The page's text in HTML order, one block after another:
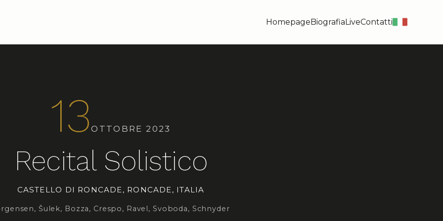
HomepageBiografiaLiveContatti
13OTTOBRE 2023
Recital Solistico
CASTELLO DI RONCADE, RONCADE, ITALIA
Šulek, Bozza, Crespo, Ravel, Svoboda, Schnyder